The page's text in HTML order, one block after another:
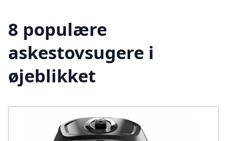
8 populære
askestovsugere i
øjeblikket